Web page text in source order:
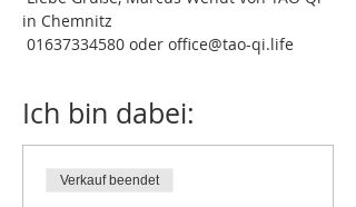
in Chemnitz
01637334580 oder office@tao-qi.life
Ich bin dabei:
Verkauf beendet